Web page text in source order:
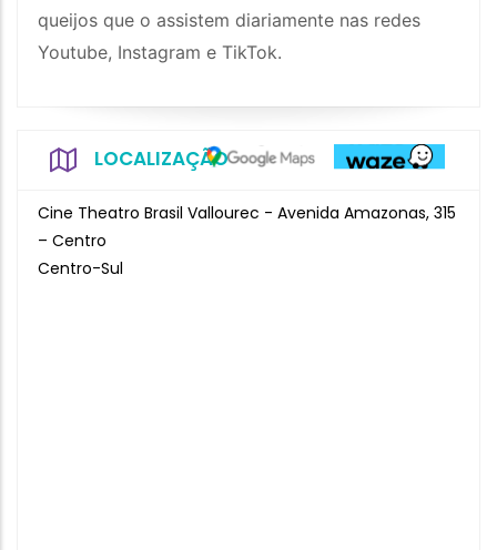
queijos que o assistem diariamente nas redes
Youtube, Instagram e TikTok.
LOCALIZAÇÃO
Cine Theatro Brasil Vallourec - Avenida Amazonas, 315
– Centro
Centro-Sul